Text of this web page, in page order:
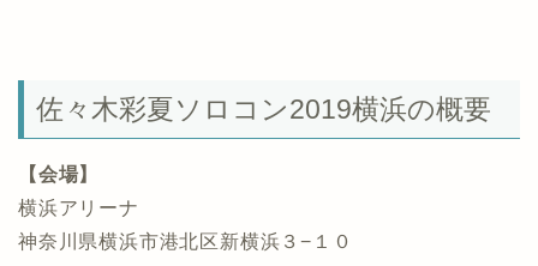
佐々木彩夏ソロコン2019横浜の概要
【会場】
横浜アリーナ
神奈川県横浜市港北区新横浜３−１０